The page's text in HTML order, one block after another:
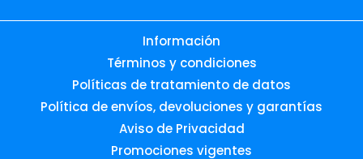
Información
Términos y condiciones
Políticas de tratamiento de datos
Política de envíos, devoluciones y garantías
Aviso de Privacidad
Promociones vigentes